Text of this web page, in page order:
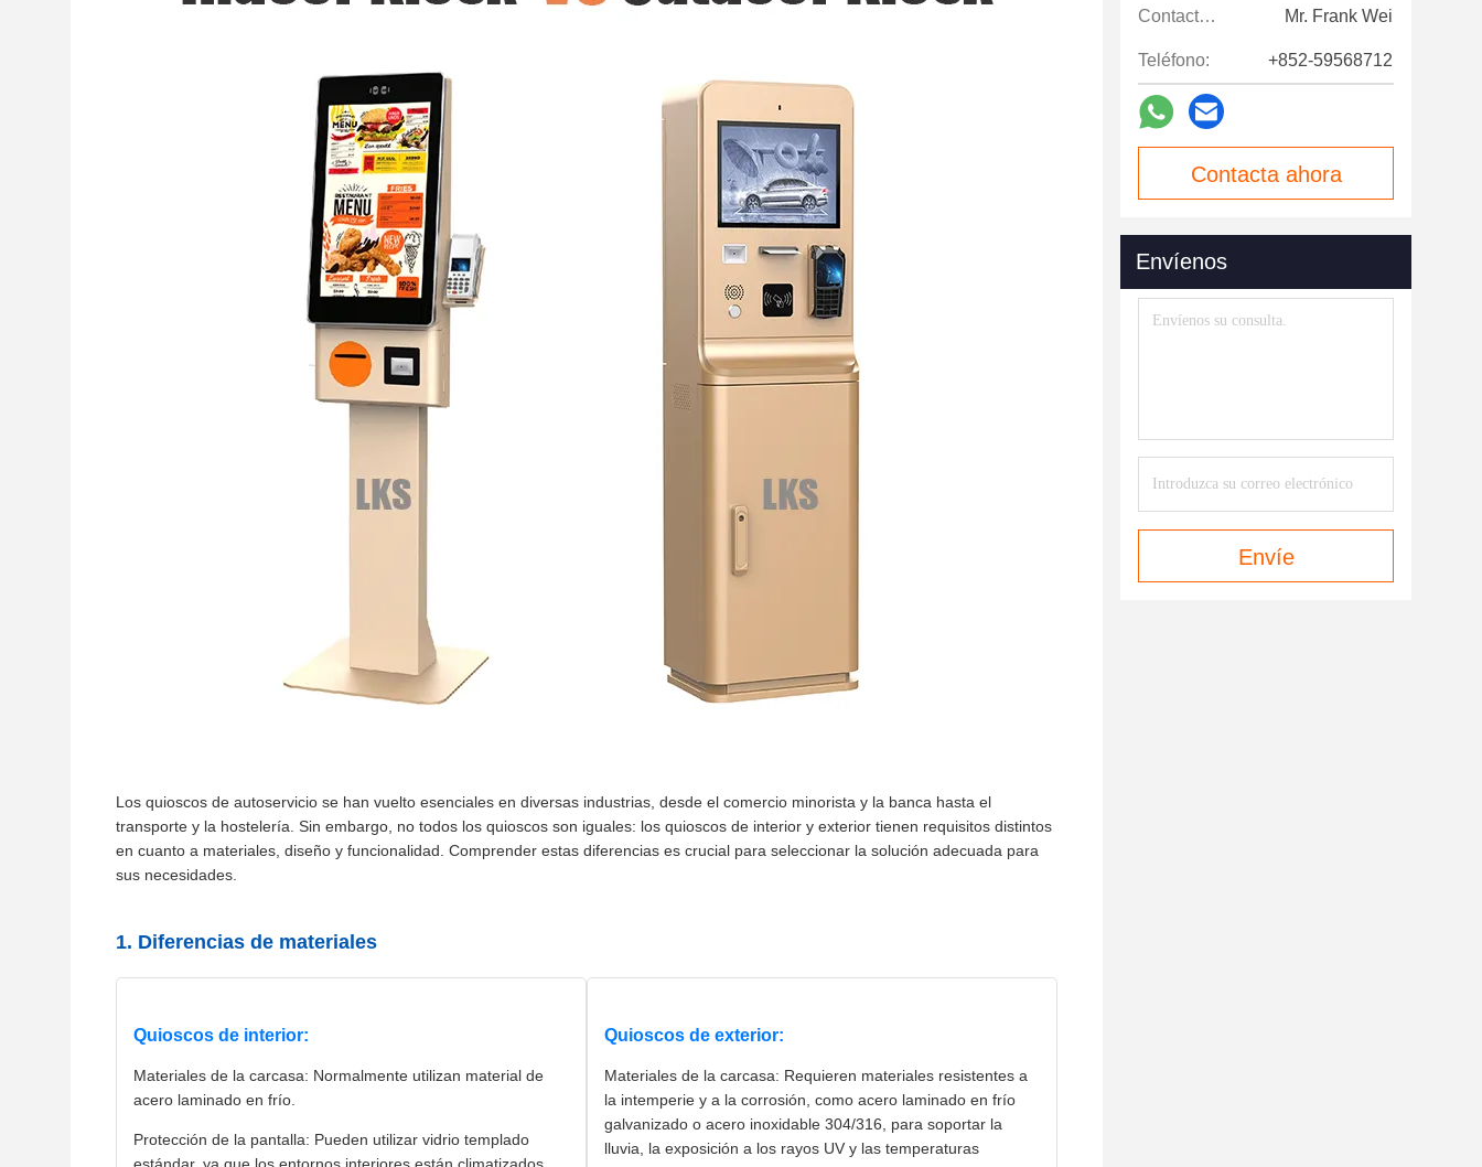
Los quioscos de autoservicio se han vuelto esenciales en diversas industrias, desde el comercio minorista y la banca hasta el
transporte y la hostelería. Sin embargo, no todos los quioscos son iguales: los quioscos de interior y exterior tienen requisitos distintos
en cuanto a materiales, diseño y funcionalidad. Comprender estas diferencias es crucial para seleccionar la solución adecuada para
sus necesidades.
1. Diferencias de materiales
Quioscos de interior:
Materiales de la carcasa: Normalmente utilizan material de
acero laminado en frío.
Protección de la pantalla: Pueden utilizar vidrio templado
estándar, ya que los entornos interiores están climatizados.
Quioscos de exterior:
Materiales de la carcasa: Requieren materiales resistentes a
la intemperie y a la corrosión, como acero laminado en frío
galvanizado o acero inoxidable 304/316, para soportar la
lluvia, la exposición a los rayos UV y las temperaturas
Contactos: Mr. Frank Wei
Teléfono: +852-59568712
Contacta ahora
Envíenos
Envíe